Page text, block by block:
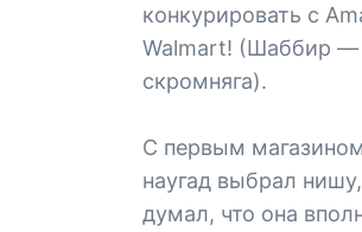
конкурировать с
Walmart! (Шаббир —
скромняга).
С первым
наугад выбрал
думал, что она